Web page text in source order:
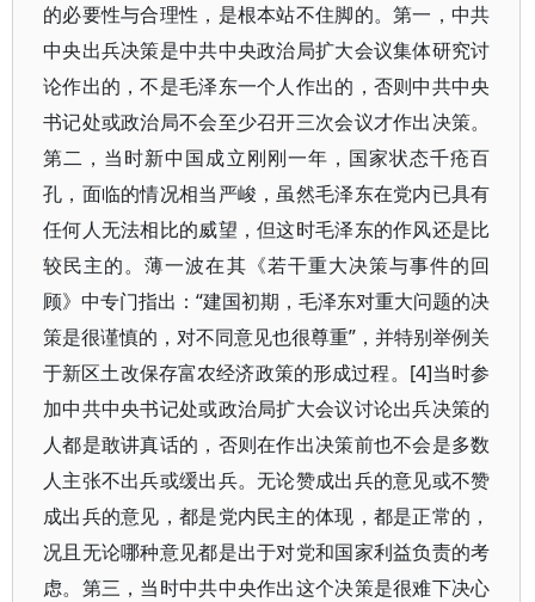
的必要性与合理性，是根本站不住脚的。第一，中共
中央出兵决策是中共中央政治局扩大会议集体研究讨
论作出的，不是毛泽东一个人作出的，否则中共中央
书记处或政治局不会至少召开三次会议才作出决策。
第二，当时新中国成立刚刚一年，国家状态千疮百
孔，面临的情况相当严峻，虽然毛泽东在党内已具有
任何人无法相比的威望，但这时毛泽东的作风还是比
较民主的。薄一波在其《若干重大决策与事件的回
顾》中专门指出：“建国初期，毛泽东对重大问题的决
策是很谨慎的，对不同意见也很尊重”，并特别举例关
于新区土改保存富农经济政策的形成过程。[4]当时参
加中共中央书记处或政治局扩大会议讨论出兵决策的
人都是敢讲真话的，否则在作出决策前也不会是多数
人主张不出兵或缓出兵。无论赞成出兵的意见或不赞
成出兵的意见，都是党内民主的体现，都是正常的，
况且无论哪种意见都是出于对党和国家利益负责的考
虑。第三，当时中共中央作出这个决策是很难下决心